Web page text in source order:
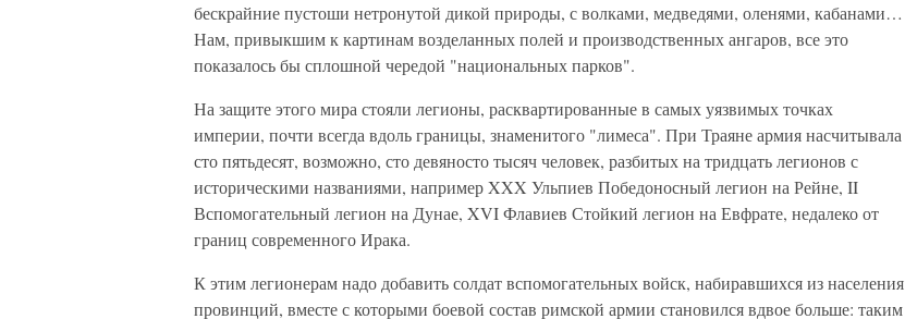
бескрайние пустоши нетронутой дикой природы, с волками, медведями, оленями, кабанами…
Нам, привыкшим к картинам возделанных полей и производственных ангаров, все это
показалось бы сплошной чередой "национальных парков".
На защите этого мира стояли легионы, расквартированные в самых уязвимых точках
империи, почти всегда вдоль границы, знаменитого "лимеса". При Траяне армия насчитывала
сто пятьдесят, возможно, сто девяносто тысяч человек, разбитых на тридцать легионов с
историческими названиями, например XXX Ульпиев Победоносный легион на Рейне, II
Вспомогательный легион на Дунае, XVI Флавиев Стойкий легион на Евфрате, недалеко от
границ современного Ирака.
К этим легионерам надо добавить солдат вспомогательных войск, набиравшихся из населения
провинций, вместе с которыми боевой состав римской армии становился вдвое больше: таким